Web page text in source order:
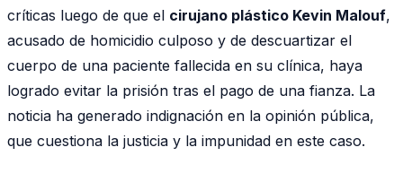
críticas luego de que el cirujano plástico Kevin Malouf,
acusado de homicidio culposo y de descuartizar el
cuerpo de una paciente fallecida en su clínica, haya
logrado evitar la prisión tras el pago de una fianza. La
noticia ha generado indignación en la opinión pública,
que cuestiona la justicia y la impunidad en este caso.